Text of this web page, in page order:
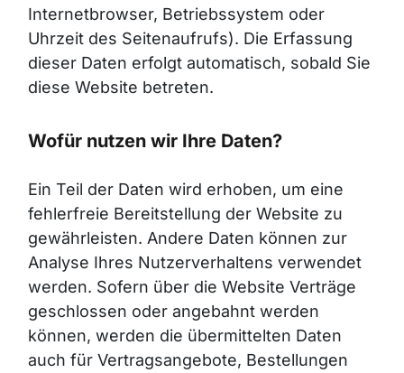
Internetbrowser, Betriebssystem oder
Uhrzeit des Seitenaufrufs). Die Erfassung
dieser Daten erfolgt automatisch, sobald Sie
diese Website betreten.
Wofür nutzen wir Ihre Daten?
Ein Teil der Daten wird erhoben, um eine
fehlerfreie Bereitstellung der Website zu
gewährleisten. Andere Daten können zur
Analyse Ihres Nutzerverhaltens verwendet
werden. Sofern über die Website Verträge
geschlossen oder angebahnt werden
können, werden die übermittelten Daten
auch für Vertragsangebote, Bestellungen